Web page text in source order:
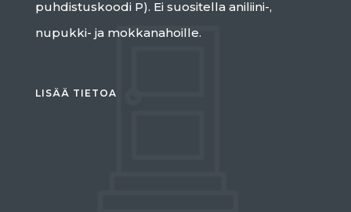
puhdistuskoodi P). Ei suositella aniliini-,
nupukki- ja mokkanahoille.
LISÄÄ TIETOA